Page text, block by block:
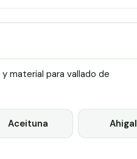
material para vallado de
Aceituna Ahigal